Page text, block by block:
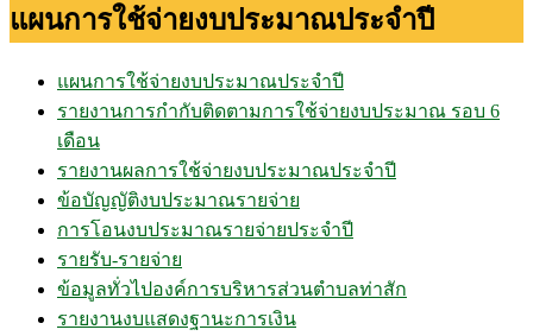
แผนการใช้จ่ายงบประมาณประจำปี
แผนการใช้จ่ายงบประมาณประจำปี
รายงานการกำกับติดตามการใช้จ่ายงบประมาณ รอบ 6
เดือน
รายงานผลการใช้จ่ายงบประมาณประจำปี
ข้อบัญญัติงบประมาณรายจ่าย
การโอนงบประมาณรายจ่ายประจำปี
รายรับ-รายจ่าย
ข้อมูลทั่วไปองค์การบริหารส่วนตำบลท่าสัก
รายงานงบแสดงฐานะการเงิน